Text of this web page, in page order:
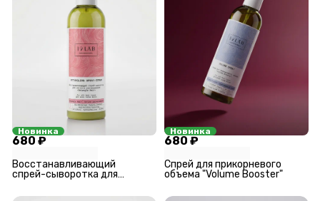
Новинка
680 ₽
Восстанавливающий
спрей-сыворотка для
"Detangle hair"
Новинка
680 ₽
Спрей для прикорневого
объема "Volume Booster"